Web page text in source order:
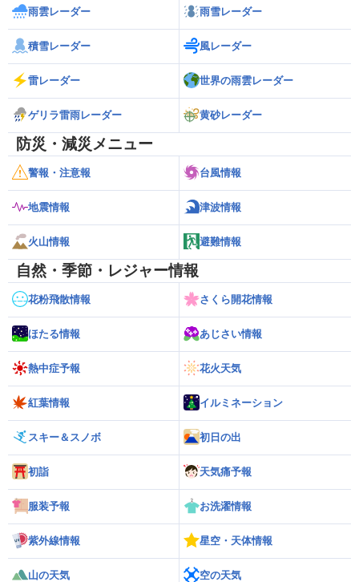
雨雲レーダー 雨雪レーダー
積雪レーダー 風レーダー
雷レーダー 世界の雨雲レーダー
ゲリラ雷雨レーダー 黄砂レーダー
防災・減災メニュー
警報・注意報 台風情報
地震情報 津波情報
火山情報 避難情報
自然・季節・レジャー情報
花粉飛散情報 さくら開花情報
ほたる情報 あじさい情報
熱中症予報 花火天気
紅葉情報 イルミネーション
スキー＆スノボ 初日の出
初詣 天気痛予報
服装予報 お洗濯情報
紫外線情報 星空・天体情報
山の天気 空の天気